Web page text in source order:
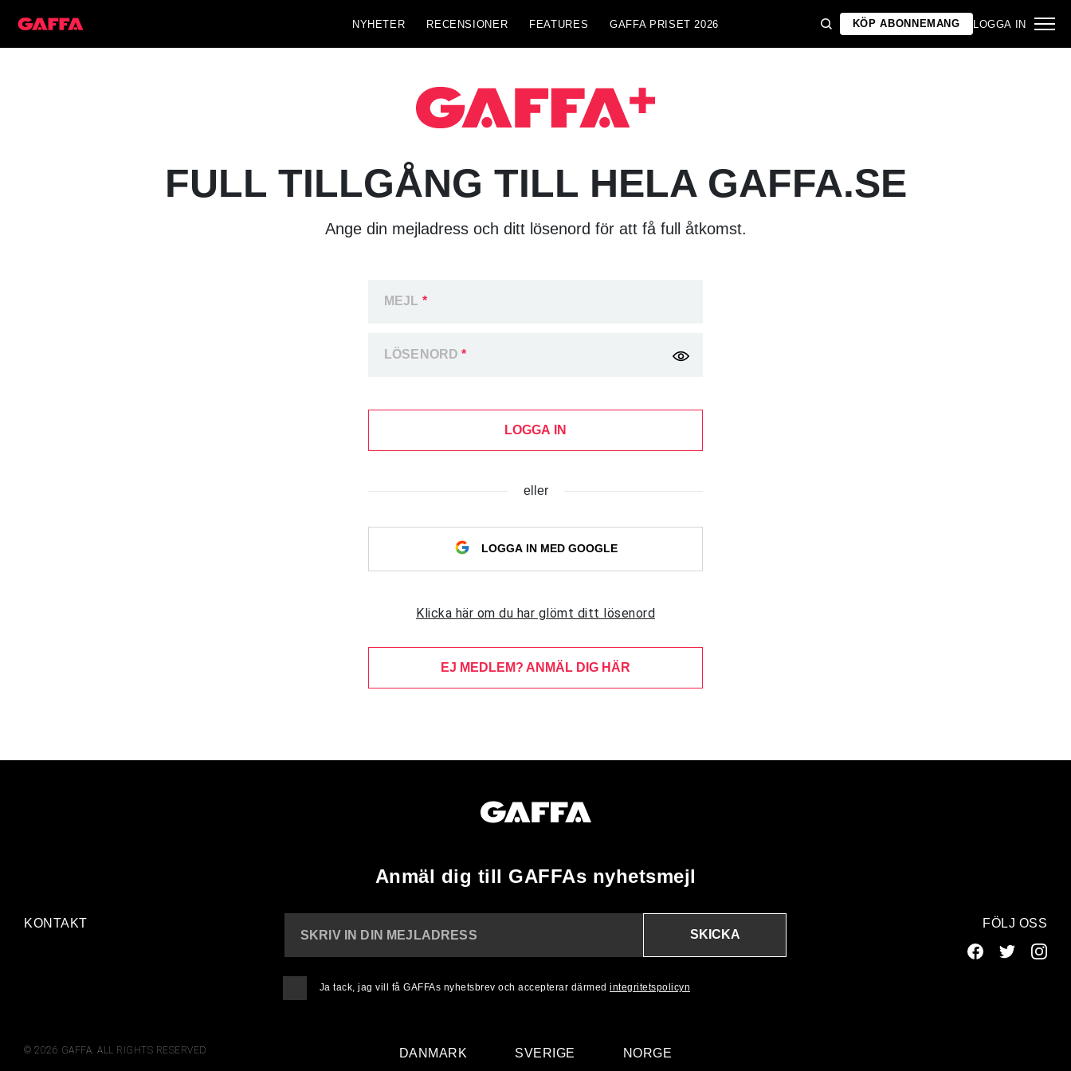
NYHETER RECENSIONER FEATURES GAFFA PRISET 2026 KÖP ABONNEMANG LOGGA IN
FULL TILLGÅNG TILL HELA GAFFA.SE
Ange din mejladress och ditt lösenord för att få full åtkomst.
MEJL *
LÖSENORD*
LOGGA IN
eller
LOGGA IN MED GOOGLE
Klicka här om du har glömt ditt lösenord
EJ MEDLEM? ANMÄL DIG HÄR
Anmäl dig till GAFFAs nyhetsmejl
KONTAKT
SKRIV IN DIN MEJLADRESS
SKICKA
Ja tack, jag vill få GAFFAs nyhetsbrev och accepterar därmed integritetspolicyn
FÖLJ OSS
© 2026 GAFFA. ALL RIGHTS RESERVED DANMARK SVERIGE NORGE